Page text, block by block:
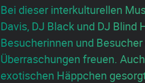
Bei dieser interkulturellen
Davis, DJ Black und DJ
Besucherinnen und
Überraschungen freuen.
exotischen Häppchen